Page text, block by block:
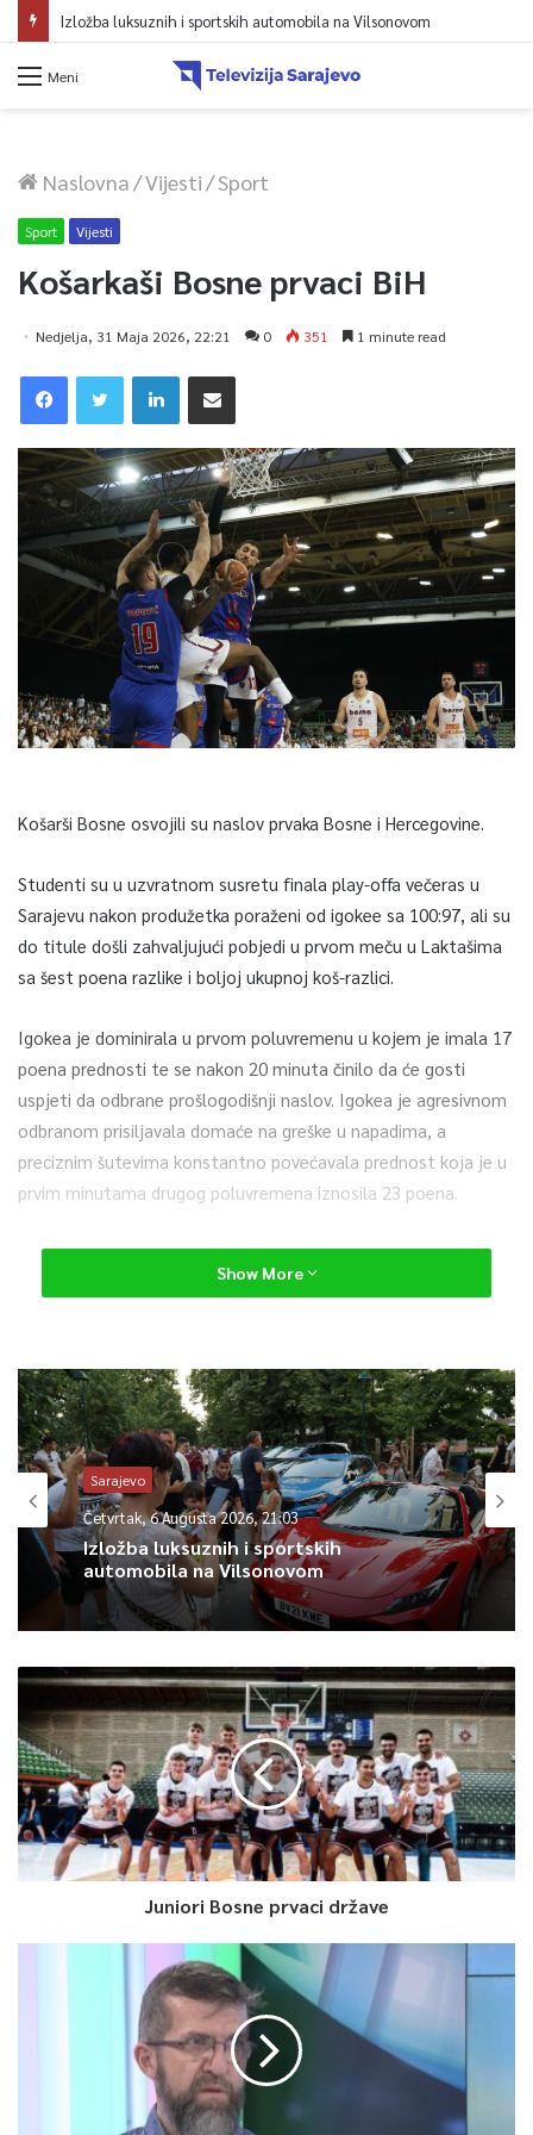
Izložba luksuznih i sportskih automobila na Vilsonovom
Meni
Naslovna/Vijesti/Sport
Sport Vijesti
Košarkaši Bosne prvaci BiH
Nedjelja, 31 Maja 2026, 22:21 0 351 1 minute read
Košarši Bosne osvojili su naslov prvaka Bosne i Hercegovine.
Studenti su u uzvratnom susretu finala play-offa večeras u
Sarajevu nakon produžetka poraženi od igokee sa 100:97, ali su
do titule došli zahvaljujući pobjedi u prvom meču u Laktašima
sa šest poena razlike i boljoj ukupnoj koš-razlici.
Igokea je dominirala u prvom poluvremenu u kojem je imala 17
poena prednosti te se nakon 20 minuta činilo da će gosti
uspjeti da odbrane prošlogodišnji naslov. Igokea je agresivnom
odbranom prisiljavala domaće na greške u napadima, a
preciznim šutevima konstantno povećavala prednost koja je u
prvim minutama drugog poluvremena iznosila 23 poena.
Potom je uslijedio nevjerovatan povratak Bosne. Studenti su
zaigrali agresivnu odbranu, u napadu su se razigrali Plummer i
Četvrti period donio je pravu dramu. Bosna je u nekoliko
navrata dolazila na pet poena, Igokea se vraćala na sedam, a u
posljednjoj minuti gosti su kod vodstva od šest razlike imala
napad za titulu ali je Rorie promašio šut za tri poena.
S obzirom da je 40 minuta završeno identičnom razlikom kao i
prvi meč u Laktašima igrao se produžetak u kojem je
nastavljena velika borba poena za poen. Kao i u regularnom
dodavanju a Caruthers je ukradenu loptu pretvorio u koš za
četiri poena zaostatka.
Sa druge strane Pierre-Lois je pogodio samo jedno slobodno
bacanje i propustio priliku da izbori drugi produžetak, a West je
nakon “brzog” prekršaja Igokee dvije sekunde prije kraja
iskoristio oba slobodna bacanja za konačnih 97:100 i veliko
Studenti su tako nakon 18 godina vratili titulu u Sarajevo te
nakon osvajanja sedmog mjesta u ABA ligi okončali uspješnu
Najefikasniji kod Bosne bili su Plummer i Kovačević sa po 15,
Atić sa 13, West sa 12 i Young sa 11 poena, a kod Igokee
Show More
Sarajevo
Četvrtak, 6 Augusta 2026, 21:03
Izložba luksuznih i sportskih
automobila na Vilsonovom
Juniori Bosne prvaci države